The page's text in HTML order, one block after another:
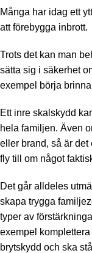
Många har idag ett
att förebygga inbrott.
Trots det kan man
sätta sig i säkerhet
exempel börja
Ett inre skalskydd
hela familjen. Även
eller brand, så är det
fly till om något
Det går alldeles
skapa trygga
typer av
exempel
brytskydd och ska